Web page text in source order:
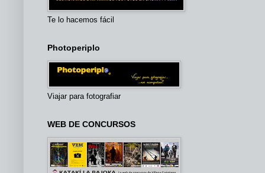
Te lo hacemos fácil
Photoperiplo
Viajar para fotografiar
WEB DE CONCURSOS